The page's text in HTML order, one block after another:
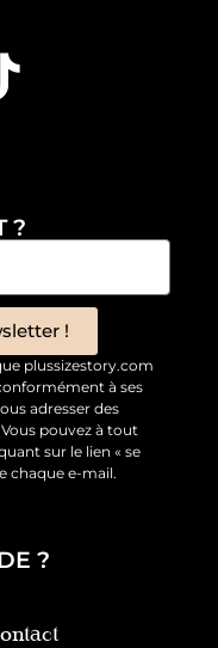
?
!
plussizestory.com
à ses
adresser des
pouvez à tout
sur le lien « se
chaque e-mail.
?